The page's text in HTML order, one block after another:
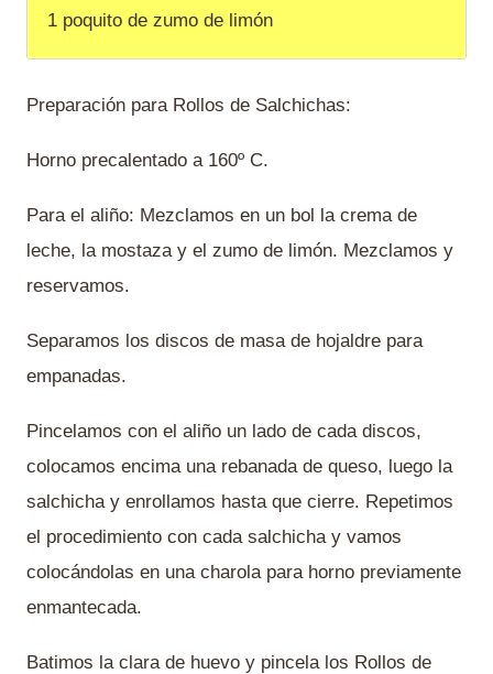
1 poquito de zumo de limón
Preparación para Rollos de Salchichas:
Horno precalentado a 160º C.
Para el aliño: Mezclamos en un bol la crema de
leche, la mostaza y el zumo de limón. Mezclamos y
reservamos.
Separamos los discos de masa de hojaldre para
empanadas.
Pincelamos con el aliño un lado de cada discos,
colocamos encima una rebanada de queso, luego la
salchicha y enrollamos hasta que cierre. Repetimos
el procedimiento con cada salchicha y vamos
colocándolas en una charola para horno previamente
enmantecada.
Batimos la clara de huevo y pincela los Rollos de